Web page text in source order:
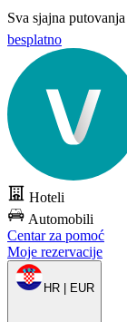
Sva sjajna putovanja
besplatno
Hoteli
Automobili
Centar za pomoć
Moje rezervacije
HR | EUR